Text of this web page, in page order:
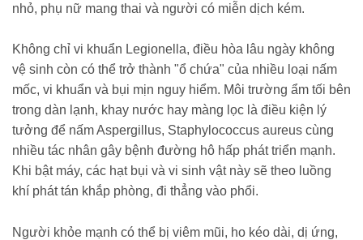
nhỏ, phụ nữ mang thai và người có miễn dịch kém.
Không chỉ vi khuẩn Legionella, điều hòa lâu ngày không
vệ sinh còn có thể trở thành "ổ chứa" của nhiều loại nấm
mốc, vi khuẩn và bụi mịn nguy hiểm. Môi trường ẩm tối bên
trong dàn lạnh, khay nước hay màng lọc là điều kiện lý
tưởng để nấm Aspergillus, Staphylococcus aureus cùng
nhiều tác nhân gây bệnh đường hô hấp phát triển mạnh.
Khi bật máy, các hạt bụi và vi sinh vật này sẽ theo luồng
khí phát tán khắp phòng, đi thẳng vào phổi.
Người khỏe mạnh có thể bị viêm mũi, ho kéo dài, dị ứng,